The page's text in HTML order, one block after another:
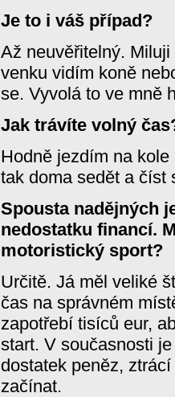
Je to i váš případ?
Až neuvěřitelný.
venku vidím koně
se. Vyvolá to ve mně
Jak trávíte volný
Hodně jezdím na
tak doma sedět a číst
Spousta nadějných
nedostatku financí.
motoristický sport?
Určitě. Já měl veliké
čas na správném
zapotřebí tisíců eur,
start. V současnosti
dostatek peněz,
začínat.